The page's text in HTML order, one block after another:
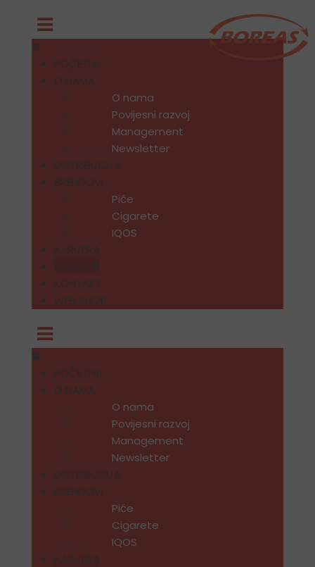
POČETNA
O NAMA
O nama
Povijesni razvoj
Management
Newsletter
DISTRIBUCIJA
BRENDOVI
Piće
Cigarete
IQOS
KARIJERA
NOVOSTI
KONTAKT
WEB SHOP
POČETNA
O NAMA
O nama
Povijesni razvoj
Management
Newsletter
DISTRIBUCIJA
BRENDOVI
Piće
Cigarete
IQOS
KARIJERA